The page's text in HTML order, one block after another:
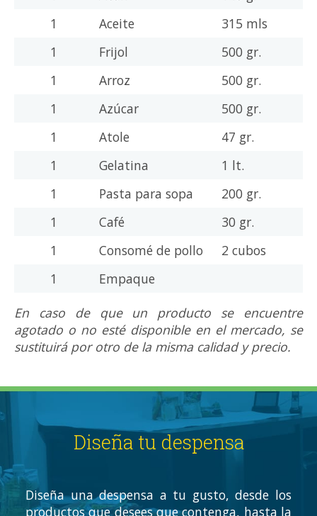
1
Aceite
315 mls
1
Frijol
500 gr.
1
Arroz
500 gr.
1
Azúcar
500 gr.
1
Atole
47 gr.
1
Gelatina
1 lt.
1
Pasta para sopa
200 gr.
1
Café
30 gr.
1
Consomé de pollo
2 cubos
1
Empaque
En caso de que un producto se encuentre
agotado o no esté disponible en el mercado, se
sustituirá por otro de la misma calidad y precio.
Diseña tu despensa
Diseña una despensa a tu gusto, desde los
productos que desees que contenga, hasta la